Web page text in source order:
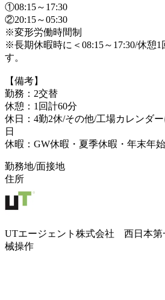
①08:15～17:30
②20:15～05:30
※変形労働時間制
※長期休暇時に＜08:15～17:30/休憩
す。
【備考】
勤務：2交替
休憩：1回計60分
休日：4勤2休/その他/工場カレンダ
日
休暇：GW休暇・夏季休暇・年末年
勤務地/面接地
住所
UTエージェント株式会社 西日本第
械操作